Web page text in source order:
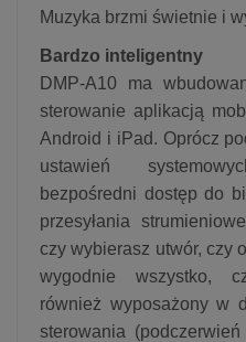
Muzyka brzmi świetnie i
Bardzo inteligentny
DMP-A10 ma
sterowanie aplikacją
Android i iPad. Oprócz
ustawień
bezpośredni dostęp do
przesyłania
czy wybierasz utwór, czy
wygodnie wszystko,
również wyposażony w
sterowania